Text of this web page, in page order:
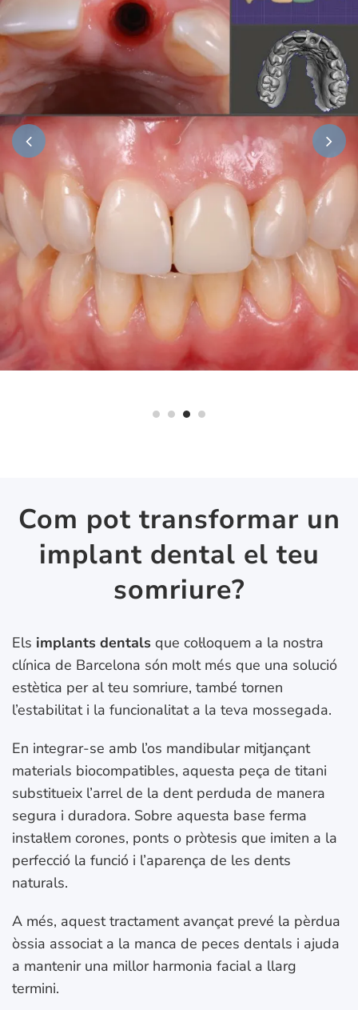
Com pot transformar un
implant dental el teu
somriure?
Els implants dentals que col·loquem a la nostra
clínica de Barcelona són molt més que una solució
estètica per al teu somriure, també tornen
l’estabilitat i la funcionalitat a la teva mossegada.
En integrar-se amb l’os mandibular mitjançant
materials biocompatibles, aquesta peça de titani
substitueix l’arrel de la dent perduda de manera
segura i duradora. Sobre aquesta base ferma
instal·lem corones, ponts o pròtesis que imiten a la
perfecció la funció i l’aparença de les dents
naturals.
A més, aquest tractament avançat prevé la pèrdua
òssia associat a la manca de peces dentals i ajuda
a mantenir una millor harmonia facial a llarg
termini.